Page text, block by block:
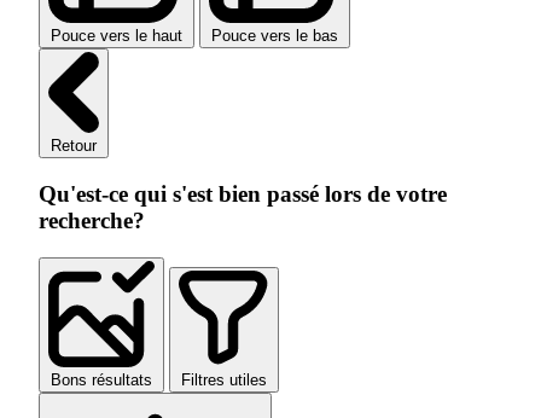
Pouce vers le haut Pouce vers le bas
Retour
Qu'est-ce qui s'est bien passé lors de votre
recherche?
Bons résultats Filtres utiles